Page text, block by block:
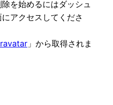
を始めるにはダッシュ
アクセスしてくださ
」から取得されま